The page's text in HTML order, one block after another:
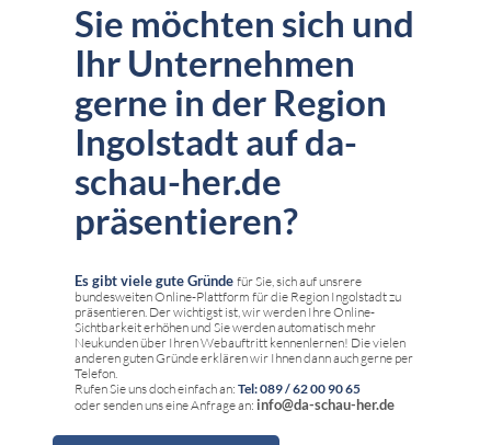
Sie möchten sich und
Ihr Unternehmen
gerne in der Region
Ingolstadt auf da-
schau-her.de
präsentieren?
Es gibt viele gute Gründe für Sie, sich auf unsrere
bundesweiten Online-Plattform für die Region Ingolstadt zu
präsentieren. Der wichtigst ist, wir werden Ihre Online-
Sichtbarkeit erhöhen und Sie werden automatisch mehr
Neukunden über Ihren Webauftritt kennenlernen! Die vielen
anderen guten Gründe erklären wir Ihnen dann auch gerne per
Telefon.
Rufen Sie uns doch einfach an: Tel: 089 / 62 00 90 65
oder senden uns eine Anfrage an: info@da-schau-her.de